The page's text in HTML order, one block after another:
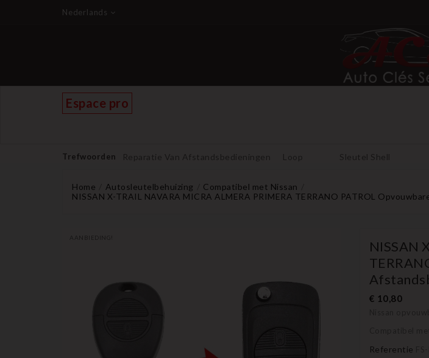
Nederlands
Espace pro
Trefwoorden Reparatie Van Afstandsbedieningen Loop Sleutel Shell
Home Autosleutelbehuizing
Compatibel met Nissan
NISSAN X-TRAIL NAVARA MICRA ALMERA PRIMERA TERRANO PATROL
AANBIEDING!
NISSAN
€ 10,80
Referentie